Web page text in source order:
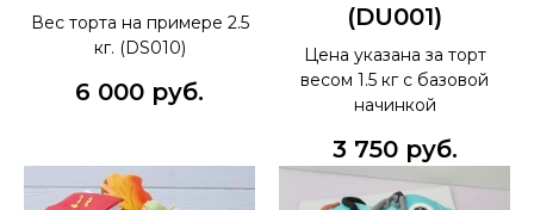
Вес торта на примере 2.5
кг. (DS010)
6 000 руб.
(DU001)
Цена указана за торт
весом 1.5 кг с базовой
начинкой
3 750 руб.